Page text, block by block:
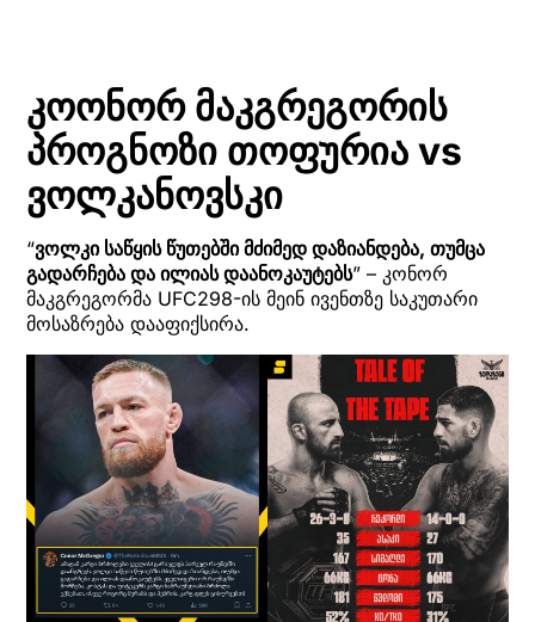
კოონორ მაკგრეგორის
პროგნოზი თოფურია vs
ვოლკანოვსკი
“ვოლკი საწყის წუთებში მძიმედ დაზიანდება, თუმცა
გადარჩება და ილიას დაანოკაუტებს” – კონორ
მაკგრეგორმა UFC298-ის მეინ ივენთზე საკუთარი
მოსაზრება დააფიქსირა.